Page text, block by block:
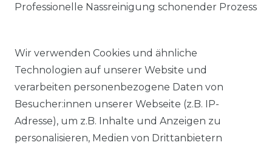
Professionelle Nassreinigung schonender Prozess
Ähnlicher Artikel
CASAMODA - Casual - Freizeit
Wir verwenden Cookies und ähnliche
Technologien auf unserer Website und
verarbeiten personenbezogene Daten von
Besucher:innen unserer Webseite (z.B. IP-
Adresse), um z.B. Inhalte und Anzeigen zu
personalisieren, Medien von Drittanbietern